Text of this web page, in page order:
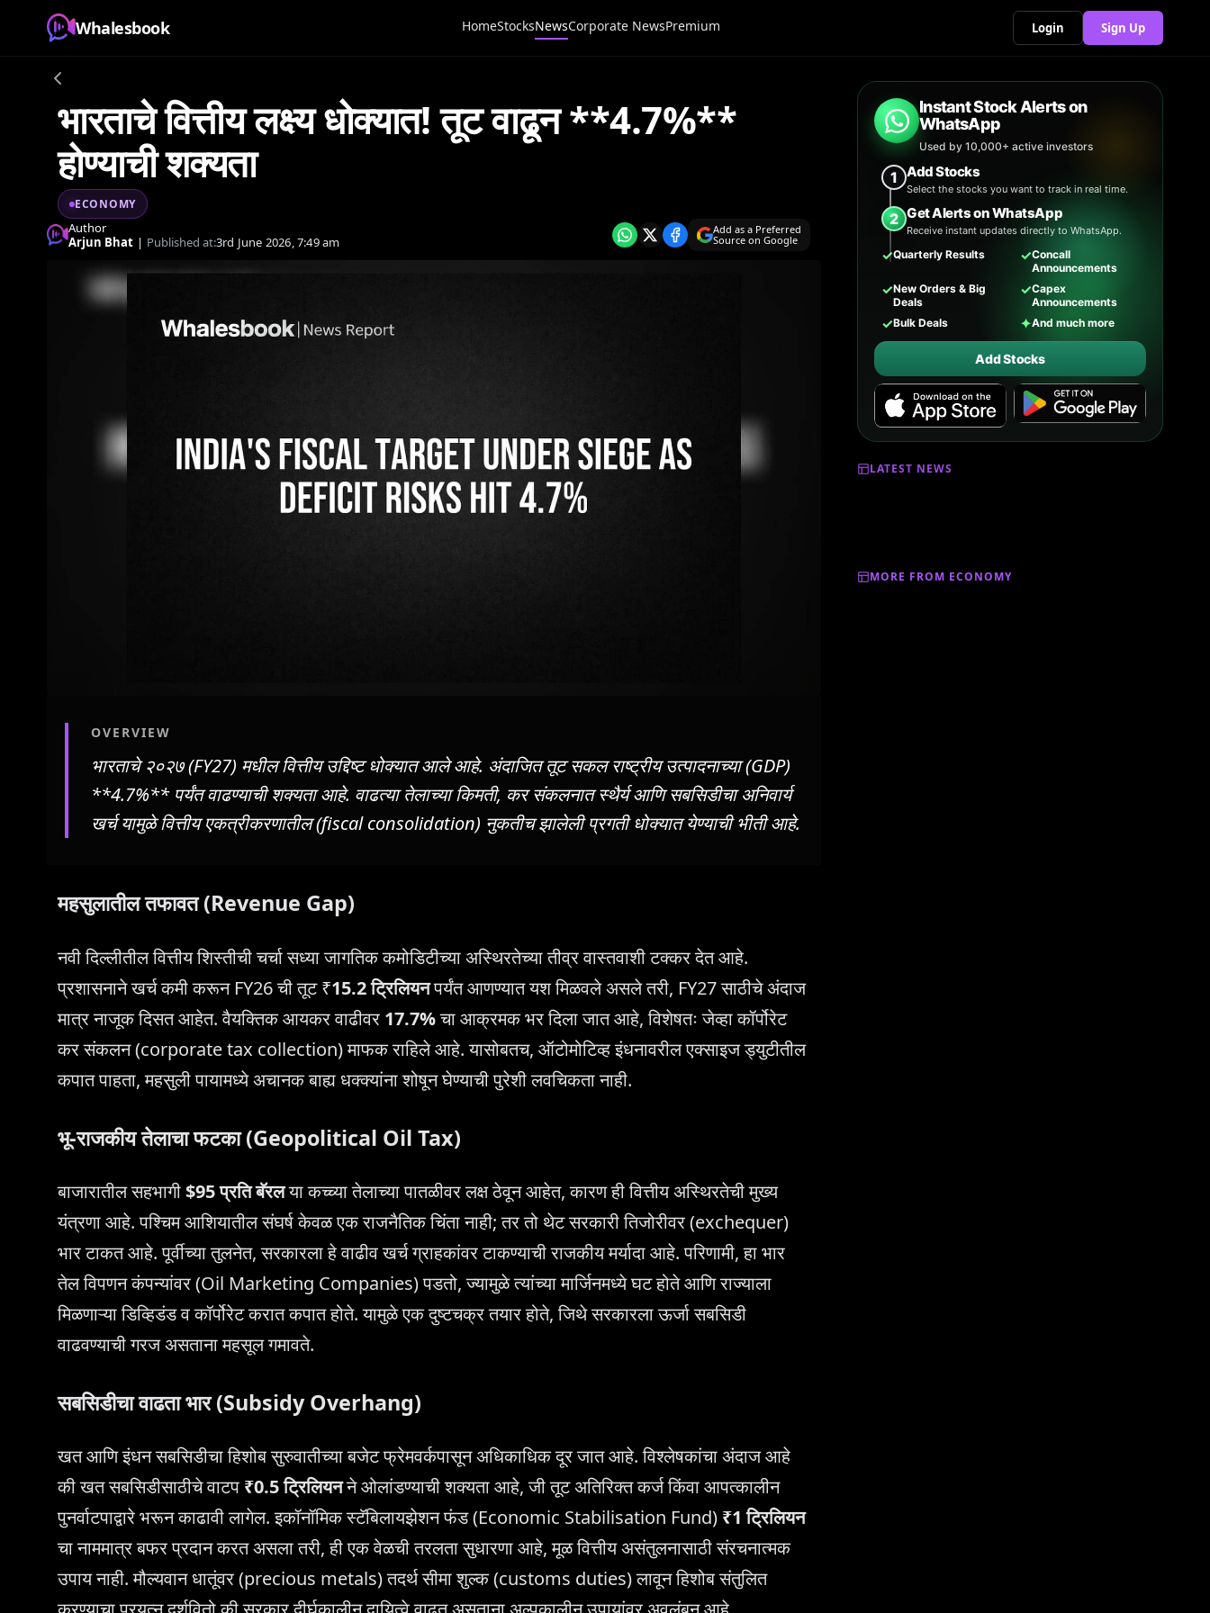
Whalesbook HomeStocksNewsCorporate NewsPremium Login Sign Up
भारताचे वित्तीय लक्ष्य धोक्यात! तूट वाढून **4.7%**
होण्याची शक्यता
ECONOMY
Author
Arjun Bhat | Published at:3rd June 2026, 7:49 am
Add as a Preferred
Source on Google
OVERVIEW
भारताचे २०२७ (FY27) मधील वित्तीय उद्दिष्ट धोक्यात आले आहे. अंदाजित तूट सकल राष्ट्रीय उत्पादनाच्या (GDP)
**4.7%** पर्यंत वाढण्याची शक्यता आहे. वाढत्या तेलाच्या किमती, कर संकलनात स्थैर्य आणि सबसिडीचा अनिवार्य
खर्च यामुळे वित्तीय एकत्रीकरणातील (fiscal consolidation) नुकतीच झालेली प्रगती धोक्यात येण्याची भीती आहे.
महसुलातील तफावत (Revenue Gap)
नवी दिल्लीतील वित्तीय शिस्तीची चर्चा सध्या जागतिक कमोडिटीच्या अस्थिरतेच्या तीव्र वास्तवाशी टक्कर देत आहे.
प्रशासनाने खर्च कमी करून FY26 ची तूट ₹15.2 ट्रिलियनपर्यंत आणण्यात यश मिळवले असले तरी, FY27 साठीचे अंदाज
मात्र नाजूक दिसत आहेत. वैयक्तिक आयकर वाढीवर 17.7%चा आक्रमक भर दिला जात आहे, विशेषतः जेव्हा कॉर्पोरेट
कर संकलन (corporate tax collection) माफक राहिले आहे. यासोबतच, ऑटोमोटिव्ह इंधनावरील एक्साइज ड्युटीतील
कपात पाहता, महसुली पायामध्ये अचानक बाह्य धक्क्यांना शोषून घेण्याची पुरेशी लवचिकता नाही.
भू-राजकीय तेलाचा फटका (Geopolitical Oil Tax)
बाजारातील सहभागी$95 प्रति बॅरलया कच्च्या तेलाच्या पातळीवर लक्ष ठेवून आहेत, कारण ही वित्तीय अस्थिरतेची मुख्य
यंत्रणा आहे. पश्चिम आशियातील संघर्ष केवळ एक राजनैतिक चिंता नाही; तर तो थेट सरकारी तिजोरीवर (exchequer)
भार टाकत आहे. पूर्वीच्या तुलनेत, सरकारला हे वाढीव खर्च ग्राहकांवर टाकण्याची राजकीय मर्यादा आहे. परिणामी, हा भार
तेल विपणन कंपन्यांवर (Oil Marketing Companies) पडतो, ज्यामुळे त्यांच्या मार्जिनमध्ये घट होते आणि राज्याला
मिळणाऱ्या डिव्हिडंड व कॉर्पोरेट करात कपात होते. यामुळे एक दुष्टचक्र तयार होते, जिथे सरकारला ऊर्जा सबसिडी
वाढवण्याची गरज असताना महसूल गमावते.
सबसिडीचा वाढता भार (Subsidy Overhang)
खत आणि इंधन सबसिडीचा हिशोब सुरुवातीच्या बजेट फ्रेमवर्कपासून अधिकाधिक दूर जात आहे. विश्लेषकांचा अंदाज आहे
की खत सबसिडीसाठीचे वाटप ₹0.5 ट्रिलियनने ओलांडण्याची शक्यता आहे, जी तूट अतिरिक्त कर्ज किंवा आपत्कालीन
पुनर्वाटपाद्वारे भरून काढावी लागेल. इकॉनॉमिक स्टॅबिलायझेशन फंड (Economic Stabilisation Fund) ₹1 ट्रिलियन
चा नाममात्र बफर प्रदान करत असला तरी, ही एक वेळची तरलता सुधारणा आहे, मूळ वित्तीय असंतुलनासाठी संरचनात्मक
उपाय नाही. मौल्यवान धातूंवर (precious metals) तदर्थ सीमा शुल्क (customs duties) लावून हिशोब संतुलित
Instant Stock Alerts on
WhatsApp
Used by 10,000+ active investors
1 Add Stocks
Select the stocks you want to track in real time.
2 Get Alerts on WhatsApp
Receive instant updates directly to WhatsApp.
✓Quarterly Results ✓Concall
Announcements
✓New Orders & Big
Deals
✓Capex
Announcements
✓Bulk Deals ✦And much more
Add Stocks
LATEST NEWS
MORE FROM ECONOMY